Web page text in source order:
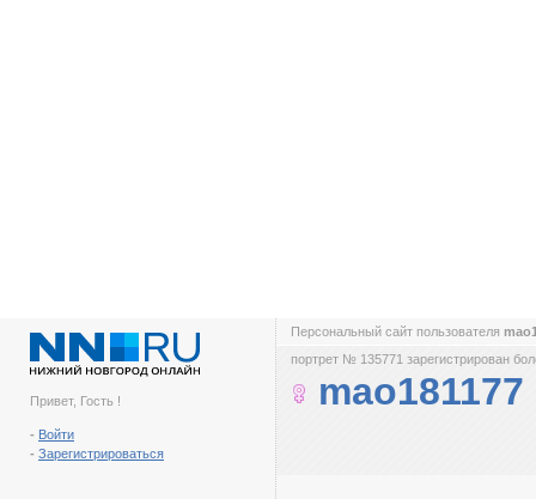
Привет, Гость !
- Войти
- Зарегистрироваться
Персональный сайт пользователя
портрет № 135771 зарегистрирован
mao181177